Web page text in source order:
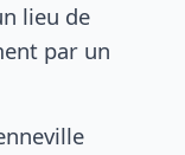
lieu de
par un